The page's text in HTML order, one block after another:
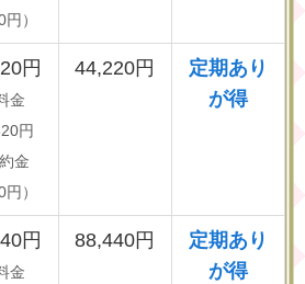
）
円
金
円
金
）
44,220円
定期あり
が得
円
金
88,440円
定期あり
が得